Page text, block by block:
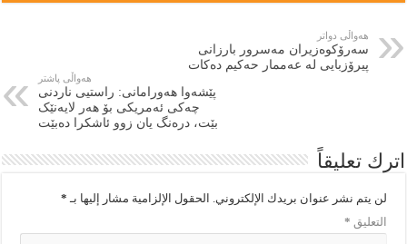
هەواڵی دواتر
سەرۆکوەزیران مەسرور بارزانی
پیرۆزبایی لە عەممار حەکیم دەکات
هەواڵی پاشتر
پێشەوا هەورامانی: راستیی ناردنی
چەکی ئەمریکی بۆ هەر لایەنێک
بێت، درەنگ یان زوو ئاشکرا دەبێت
اترك تعليقاً
لن يتم نشر عنوان بريدك الإلكتروني. الحقول الإلزامية مشار إليها بـ *
التعليق *